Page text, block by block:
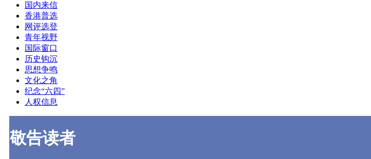
国内来信
香港普选
网评选登
青年视野
国际窗口
历史钩沉
思想争鸣
文化之角
纪念“六四”
人权信息
敬告读者